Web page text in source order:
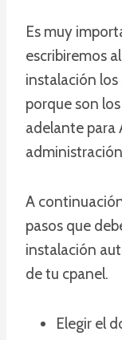
Es muy
escribiremos
instalación los
porque son
adelante para
A
pasos que
instalación
de tu cpanel.
Elegir el